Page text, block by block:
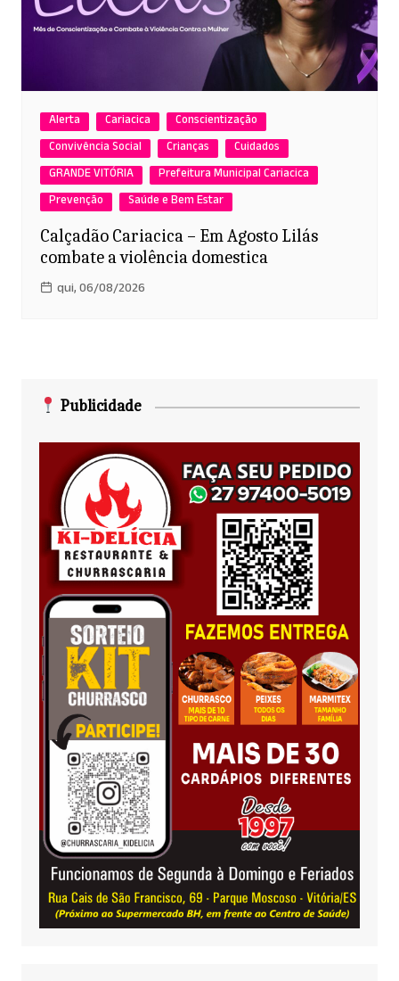
Alerta Cariacica
Conscientização
Convivência Social
Crianças
Cuidados
GRANDE VITÓRIA
Prefeitura Municipal Cariacica
Prevenção
Saúde e Bem Estar
Calçadão Cariacica – Em Agosto Lilás
combate a violência domestica
qui, 06/08/2026
Publicidade